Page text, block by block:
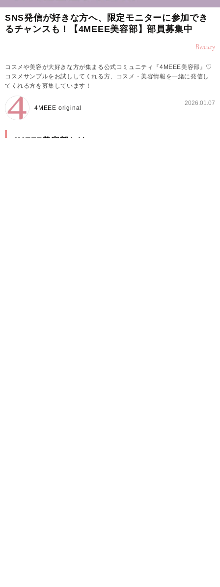
SNS発信が好きな方へ、限定モニターに参加でき
るチャンスも！【4MEEE美容部】部員募集中
Beauty
コスメや美容が大好きな方が集まる公式コミュニティ『4MEEE美容部』♡
コスメサンプルをお試ししてくれる方、コスメ・美容情報を一緒に発信し
てくれる方を募集しています！
4MEEE original
2026.01.07
4MEEE美容部とは